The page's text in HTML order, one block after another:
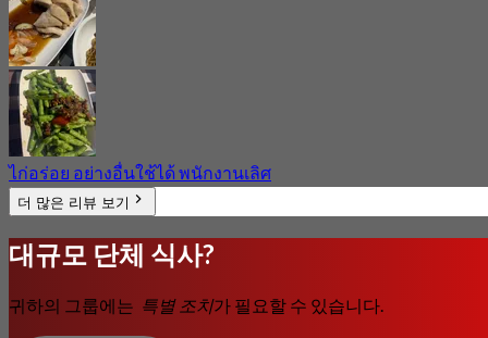
ไก่อร่อย อย่างอื่นใช้ได้ พนักงานเลิศ
더 많은 리뷰 보기
대규모 단체 식사?
귀하의 그룹에는 특별 조치가 필요할 수 있습니다.